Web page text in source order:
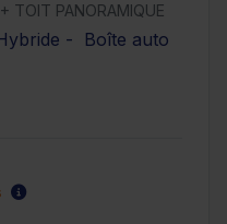
TOIT PANORAMIQUE
- Boîte auto